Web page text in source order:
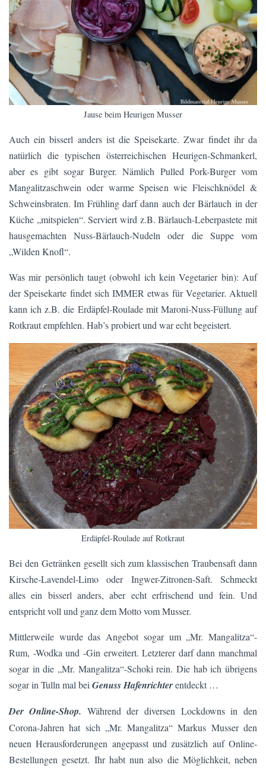
Jause beim Heurigen Musser
Auch ein bisserl anders ist die Speisekarte. Zwar findet ihr da
natürlich die typischen österreichischen Heurigen-Schmankerl,
aber es gibt sogar Burger. Nämlich Pulled Pork-Burger vom
Mangalitzaschwein oder warme Speisen wie Fleischknödel &
Schweinsbraten. Im Frühling darf dann auch der Bärlauch in der
Küche „mitspielen“. Serviert wird z.B. Bärlauch-Leberpastete mit
hausgemachten Nuss-Bärlauch-Nudeln oder die Suppe vom
„Wilden Knofl“.
Was mir persönlich taugt (obwohl ich kein Vegetarier bin): Auf
der Speisekarte findet sich IMMER etwas für Vegetarier. Aktuell
kann ich z.B. die Erdäpfel-Roulade mit Maroni-Nuss-Füllung auf
Rotkraut empfehlen. Hab’s probiert und war echt begeistert.
Erdäpfel-Roulade auf Rotkraut
Bei den Getränken gesellt sich zum klassischen Traubensaft dann
Kirsche-Lavendel-Limo oder Ingwer-Zitronen-Saft. Schmeckt
alles ein bisserl anders, aber echt erfrischend und fein. Und
entspricht voll und ganz dem Motto vom Musser.
Mittlerweile wurde das Angebot sogar um „Mr. Mangalitza“-
Rum, -Wodka und -Gin erweitert. Letzterer darf dann manchmal
sogar in die „Mr. Mangalitza“-Schoki rein. Die hab ich übrigens
sogar in Tulln mal bei Genuss Hafenrichterentdeckt …
Der Online-Shop. Während der diversen Lockdowns in den
Corona-Jahren hat sich „Mr. Mangalitza“ Markus Musser den
neuen Herausforderungen angepasst und zusätzlich auf Online-
Bestellungen gesetzt. Ihr habt nun also die Möglichkeit, neben